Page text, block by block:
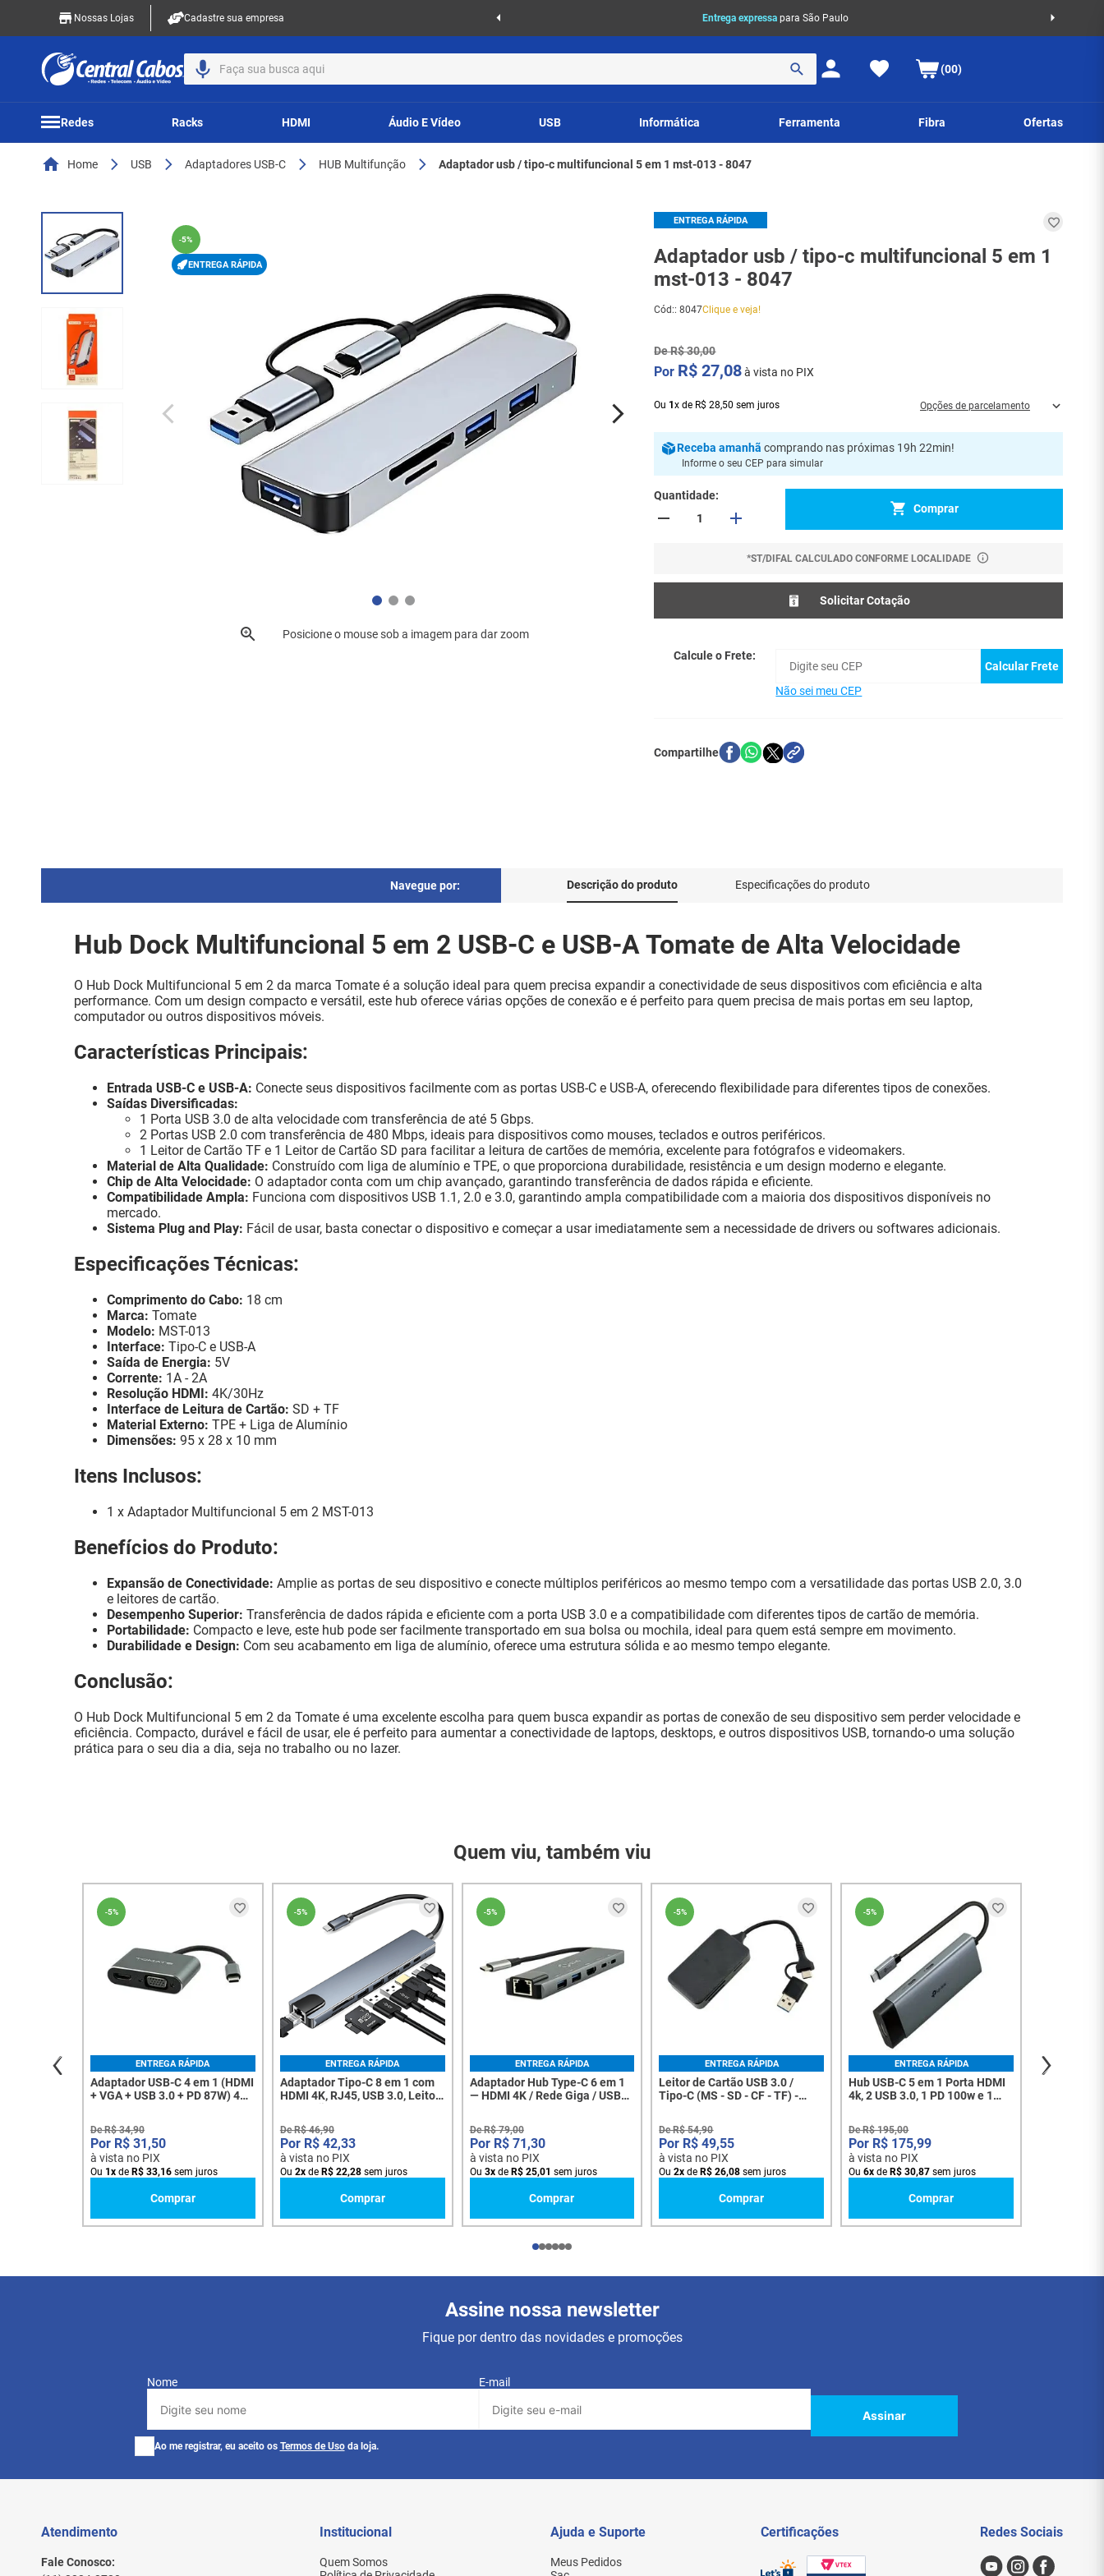
Nossas Lojas Cadastre sua empresa
de R$199,00 - Exceto Racks e Canaletas
Faça sua busca aqui
(00)
Redes Racks HDMI Áudio E Vídeo USB Informática Ferramenta Fibra Ofertas
Home USB Adaptadores USB-C HUB Multifunção Adaptador usb / tipo-c multifuncional 5 em 1 mst-013 - 8047
-5%
ENTREGA RÁPIDA
Posicione o mouse sob a imagem para dar zoom
ENTREGA RÁPIDA
Adaptador usb / tipo-c multifuncional 5 em 1
mst-013 - 8047
Cód::8047Clique e veja!
DeR$30,00
R$ 27,08à vista no PIX
Ou 1x de R$ 28,50 sem juros Opções de parcelamento
Recebaamanhã comprando nas próximas 19h 22min!
Informe o seu CEP para simular
Quantidade
Comprar
*ST/DIFAL CALCULADO CONFORME LOCALIDADE
Solicitar Cotação
Calcule o Frete:
Calcular Frete
Não sei meu CEP
Navegue por: Descrição do produto Especificações do produto
Hub Dock Multifuncional 5 em 2 USB-C e USB-A Tomate de Alta Velocidade
O Hub Dock Multifuncional 5 em 2 da marca Tomate é a solução ideal para quem precisa expandir a conectividade de seus dispositivos com eficiência e alta
performance. Com um design compacto e versátil, este hub oferece várias opções de conexão e é perfeito para quem precisa de mais portas em seu laptop,
computador ou outros dispositivos móveis.
Características Principais:
Entrada USB-C e USB-A: Conecte seus dispositivos facilmente com as portas USB-C e USB-A, oferecendo flexibilidade para diferentes tipos de conexões.
Saídas Diversificadas:
1 Porta USB 3.0 de alta velocidade com transferência de até 5 Gbps.
2 Portas USB 2.0 com transferência de 480 Mbps, ideais para dispositivos como mouses, teclados e outros periféricos.
1 Leitor de Cartão TF e 1 Leitor de Cartão SD para facilitar a leitura de cartões de memória, excelente para fotógrafos e videomakers.
Material de Alta Qualidade: Construído com liga de alumínio e TPE, o que proporciona durabilidade, resistência e um design moderno e elegante.
Chip de Alta Velocidade: O adaptador conta com um chip avançado, garantindo transferência de dados rápida e eficiente.
Compatibilidade Ampla: Funciona com dispositivos USB 1.1, 2.0 e 3.0, garantindo ampla compatibilidade com a maioria dos dispositivos disponíveis no
mercado.
Sistema Plug and Play: Fácil de usar, basta conectar o dispositivo e começar a usar imediatamente sem a necessidade de drivers ou softwares adicionais.
Especificações Técnicas:
Comprimento do Cabo: 18 cm
Marca: Tomate
Modelo: MST-013
Interface: Tipo-C e USB-A
Saída de Energia: 5V
Corrente: 1A - 2A
Resolução HDMI: 4K/30Hz
Interface de Leitura de Cartão: SD + TF
Material Externo: TPE + Liga de Alumínio
Dimensões: 95 x 28 x 10 mm
Itens Inclusos:
1 x Adaptador Multifuncional 5 em 2 MST-013
Benefícios do Produto:
Expansão de Conectividade: Amplie as portas de seu dispositivo e conecte múltiplos periféricos ao mesmo tempo com a versatilidade das portas USB 2.0, 3.0
e leitores de cartão.
Desempenho Superior: Transferência de dados rápida e eficiente com a porta USB 3.0 e a compatibilidade com diferentes tipos de cartão de memória.
Portabilidade: Compacto e leve, este hub pode ser facilmente transportado em sua bolsa ou mochila, ideal para quem está sempre em movimento.
Durabilidade e Design: Com seu acabamento em liga de alumínio, oferece uma estrutura sólida e ao mesmo tempo elegante.
Conclusão:
O Hub Dock Multifuncional 5 em 2 da Tomate é uma excelente escolha para quem busca expandir as portas de conexão de seu dispositivo sem perder velocidade e
eficiência. Compacto, durável e fácil de usar, ele é perfeito para aumentar a conectividade de laptops, desktops, e outros dispositivos USB, tornando-o uma solução
prática para o seu dia a dia, seja no trabalho ou no lazer.
Quem viu, também viu
-5%
ENTREGA RÁPIDA
Adaptador USB-C 4 em 1 (HDMI
+ VGA + USB 3.0 + PD 87W) 4K -
DeR$ 34,90
R$ 31 ,50
à vista no PIX
Ou 1 x de R$ 33,16 sem juros
Comprar
-5%
ENTREGA RÁPIDA
Adaptador Tipo-C 8 em 1 com
HDMI 4K, RJ45, USB 3.0, Leitor
DeR$ 46,90
R$ 42,33
à vista no PIX
Ou 2xde R$ 22,28sem juros
Comprar
-5%
ENTREGA RÁPIDA
Adaptador Hub Type-C 6 em 1
— HDMI 4K / Rede Giga / USB
87W - 8418
DeR$ 79,00
R$ 71 ,30
à vista no PIX
Ou 3xde R$ 25,01 sem juros
Comprar
-5%
ENTREGA RÁPIDA
Leitor de Cartão USB 3.0 /
Tipo-C (MS - SD - CF - TF) -
DeR$ 54,90
R$ 49,55
à vista no PIX
Ou2x de R$ 26,08 sem juros
Comprar
-5%
ENTREGA RÁPIDA
Hub USB-C 5 em 1 Porta HDMI
4k, 2 USB 3.0, 1 PD 100w e 1
DeR$ 195,00
R$ 175,99
à vista no PIX
Ou6x de R$ 30,87 sem juros
Comprar
Assine nossa newsletter
Fique por dentro das novidades e promoções
Nome E-mail
Assinar
Ao me registrar, eu aceito os Termos de Uso da loja.
Atendimento
Fale Conosco:
Institucional
Quem Somos
Ajuda e Suporte
Meus Pedidos
Certificações Redes Sociais